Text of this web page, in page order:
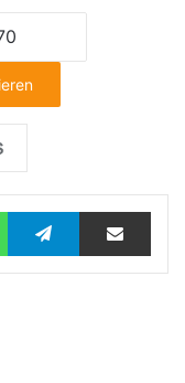
WhatsAppTelegramTeilen via E-Mail